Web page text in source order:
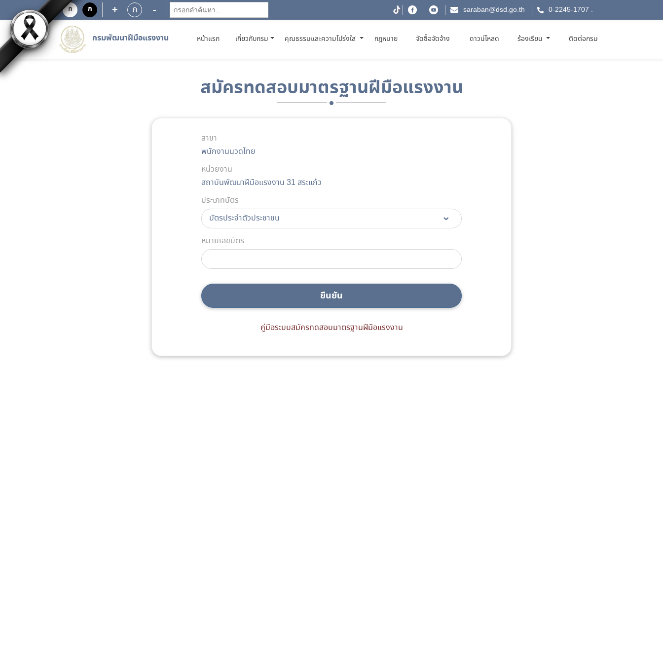
ก ก + ก - saraban@dsd.go.th 0-2245-1707 .
กรมพัฒนาฝีมือแรงงาน หน้าแรก(CURRENT)
เกี่ยวกับกรม คุณธรรมและความโปร่งใส กฎหมาย จัดซื้อจัดจ้าง ดาวน์โหลด ร้องเรียน ติดต่อกรม
สมัครทดสอบมาตรฐานฝีมือแรงงาน
สาขา
พนักงานนวดไทย
หน่วยงาน
สถาบันพัฒนาฝีมือแรงงาน 31 สระแก้ว
ประเภทบัตร
หมายเลขบัตร
ยืนยัน
คู่มือระบบสมัครทดสอบมาตรฐานฝีมือแรงงาน